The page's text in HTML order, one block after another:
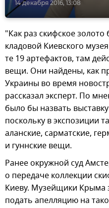
14 декабря 2016, 13:08
"Как раз скифское
кладовой Киевского
те 19 артефактов, там
вещи. Они найдены, как
Украины во время
рассказал эксперт. По
было бы назвать
поскольку в экспозиции
аланские, сарматские,
и гуннские вещи.
Ранее окружной суд
о передаче коллекции
Киеву. Музейщики Крыма
подать апелляцию на